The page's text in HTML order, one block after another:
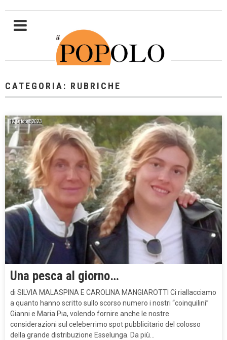
CATEGORIA: RUBRICHE
12 Ottobre 2023
Una pesca al giorno…
di SILVIA MALASPINA E CAROLINA MANGIAROTTI Ci riallacciamo
a quanto hanno scritto sullo scorso numero i nostri “coinquilini”
Gianni e Maria Pia, volendo fornire anche le nostre
considerazioni sul celeberrimo spot pubblicitario del colosso
della grande distribuzione Esselunga. Da più…